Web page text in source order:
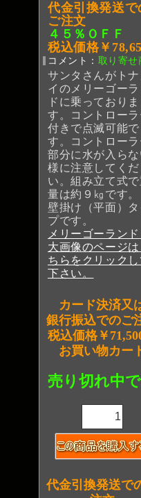
代金引換発送で
ご注文
４５％ＯＦＦ
税込価格￥
コメント： 取り寄せ
サンタさんがト
イのメリーゴー
ドに乗っておりま
す。コントロー
付きで点滅可能で
す。コントロー
部分に水が入ら
様に注意してく
い。組み立て式
量は約９㎏です。
壁掛け（平面）
プです。
メリーゴーラン
大画像のページ
ちらをクリック
下さい。
カード決済又
銀行振込でのご
税込価格￥
お買い物カー
売り切れ中
代金引換発送で